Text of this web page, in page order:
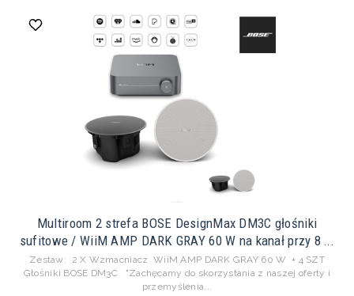
Multiroom 2 strefa BOSE DesignMax DM3C głośniki
sufitowe / WiiM AMP DARK GRAY 60 W na kanał przy 8 ...
Zestaw: 2 X Wzmacniacz WiiM AMP DARK GRAY 60 W + 4 SZT
Głośniki BOSE DM3C "Zachęcamy do skorzystania z naszej oferty i
przemyślenia...